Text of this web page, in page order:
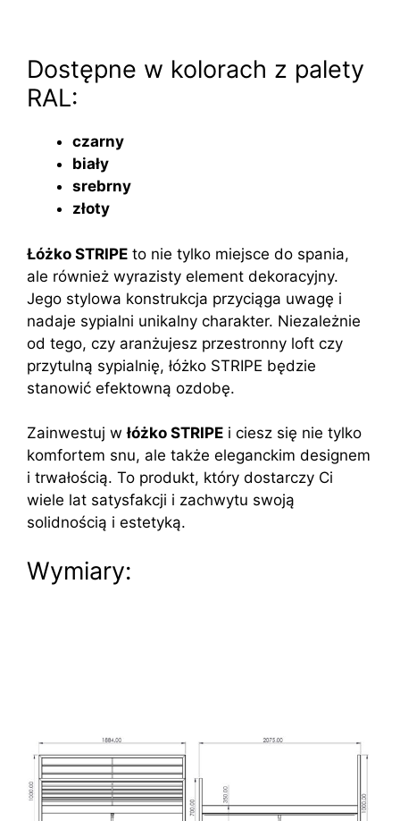
Dostępne w kolorach z palety
RAL:
czarny
biały
srebrny
złoty
Łóżko STRIPE to nie tylko miejsce do spania,
ale również wyrazisty element dekoracyjny.
Jego stylowa konstrukcja przyciąga uwagę i
nadaje sypialni unikalny charakter. Niezależnie
od tego, czy aranżujesz przestronny loft czy
przytulną sypialnię, łóżko STRIPE będzie
stanowić efektowną ozdobę.
Zainwestuj włóżko STRIPE i ciesz się nie tylko
komfortem snu, ale także eleganckim designem
i trwałością. To produkt, który dostarczy Ci
wiele lat satysfakcji i zachwytu swoją
solidnością i estetyką.
Wymiary: